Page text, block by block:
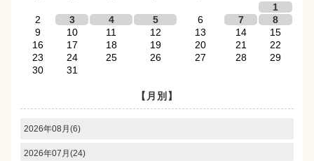
1
2
3 4 5 6 7
8
9
10 11 12 13 14
15
16
17 18 19 20 21
22
23
24 25 26 27 28
29
30
31
【月別】
2026年08月(6)
2026年07月(24)